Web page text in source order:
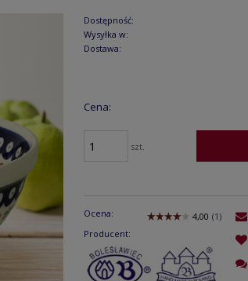
Dostępność:
Wysyłka w:
Dostawa:
Cena:
szt.
Ocena:
Producent: